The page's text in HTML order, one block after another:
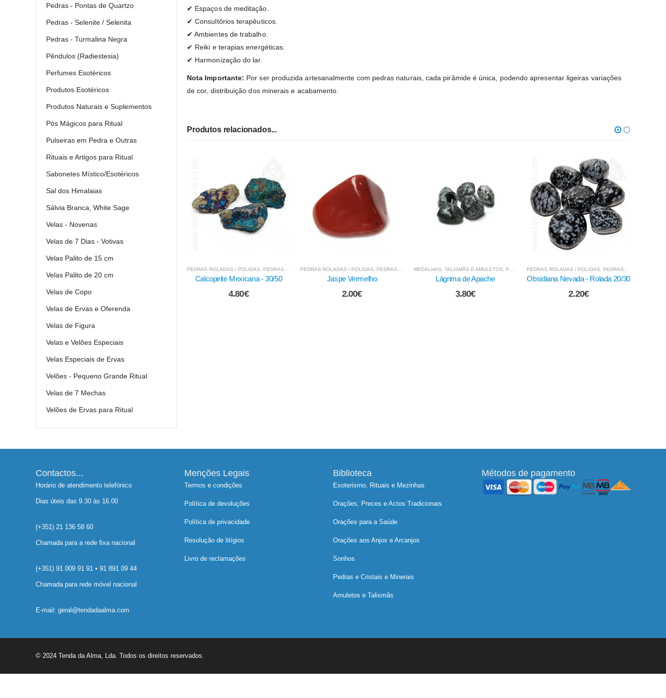
✔ Espaços de meditação.
✔ Consultórios terapêuticos.
✔ Ambientes de trabalho.
✔ Reiki e terapias energéticas.
✔ Harmonização do lar.
Nota Importante: Por ser produzida artesanalmente com pedras naturais, cada pirâmide é única, podendo apresentar ligeiras variações
de cor, distribuição dos minerais e acabamento.
Produtos relacionados...
Calcopirite Mexicana - 30/50
PEDRAS ROLADAS / POLIDAS, PEDRAS MINERAIS E CRISTAIS
Jaspe Vermelho
2.00€
MEDALHAS, TALISMÃS E AMULETOS,PEDRAS NATURAIS / BRUTO ,PEDRAS MINERAIS E CRISTAIS
Lágrima de Apache
3.80€
PEDRAS ROLADAS / POLIDAS,PEDRAS MINERAIS E CRISTAIS
Obsidiana Nevada - Rolada 20/30
2.20€
PEDRAS MINERAIS E CRISTAIS ,PULSEIRAS EM PEDRA E OUTRAS
Pulseira de Jaspe Vermelho -
Pedras - Pontas de Quartzo
Pedras - Selenite / Selenita
Pedras - Turmalina Negra
Pêndulos (Radiestesia)
Perfumes Esotéricos
Produtos Esotéricos
Produtos Naturais e Suplementos
Pós Mágicos para Ritual
Pulseiras em Pedra e Outras
Rituais e Artigos para Ritual
Sabonetes Místico/Esotéricos
Sal dos Himalaias
Sálvia Branca, White Sage
Velas - Novenas
Velas de 7 Dias - Votivas
Velas Palito de 15 cm
Velas Palito de 20 cm
Velas de Copo
Velas de Ervas e Oferenda
Velas de Figura
Velas e Velões Especiais
Velas Especiais de Ervas
Velões - Pequeno Grande Ritual
Velas de 7 Mechas
Velões de Ervas para Ritual
Contactos...
Horário de atendimento telefónico
Dias úteis das 9.30 às 16.00
(+351) 21 136 58 60
Chamada para a rede fixa nacional
(+351) 91 009 91 91 • 91 891 09 44
Chamada para rede móvel nacional
E-mail: geral@tendadaalma.com
Menções Legais
Termos e condições
Política de devoluções
Política de privacidade
Resolução de litígios
Livro de reclamações
Biblioteca
Esoterismo, Rituais e Mezinhas
Orações, Preces e Actos Tradicionais
Orações para a Saúde
Orações aos Anjos e Arcanjos
Sonhos
Pedras e Cristais e Minerais
Amuletos e Talismãs
Métodos de pagamento
© 2024 Tenda da Alma, Lda. Todos os direitos reservados.